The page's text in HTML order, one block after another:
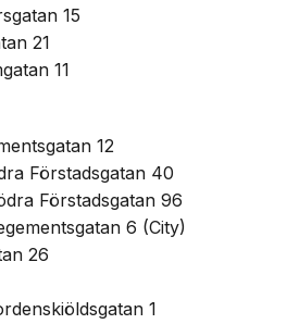
15
21
11
12
Förstadsgatan 40
Förstadsgatan 96
6 (City)
26
1